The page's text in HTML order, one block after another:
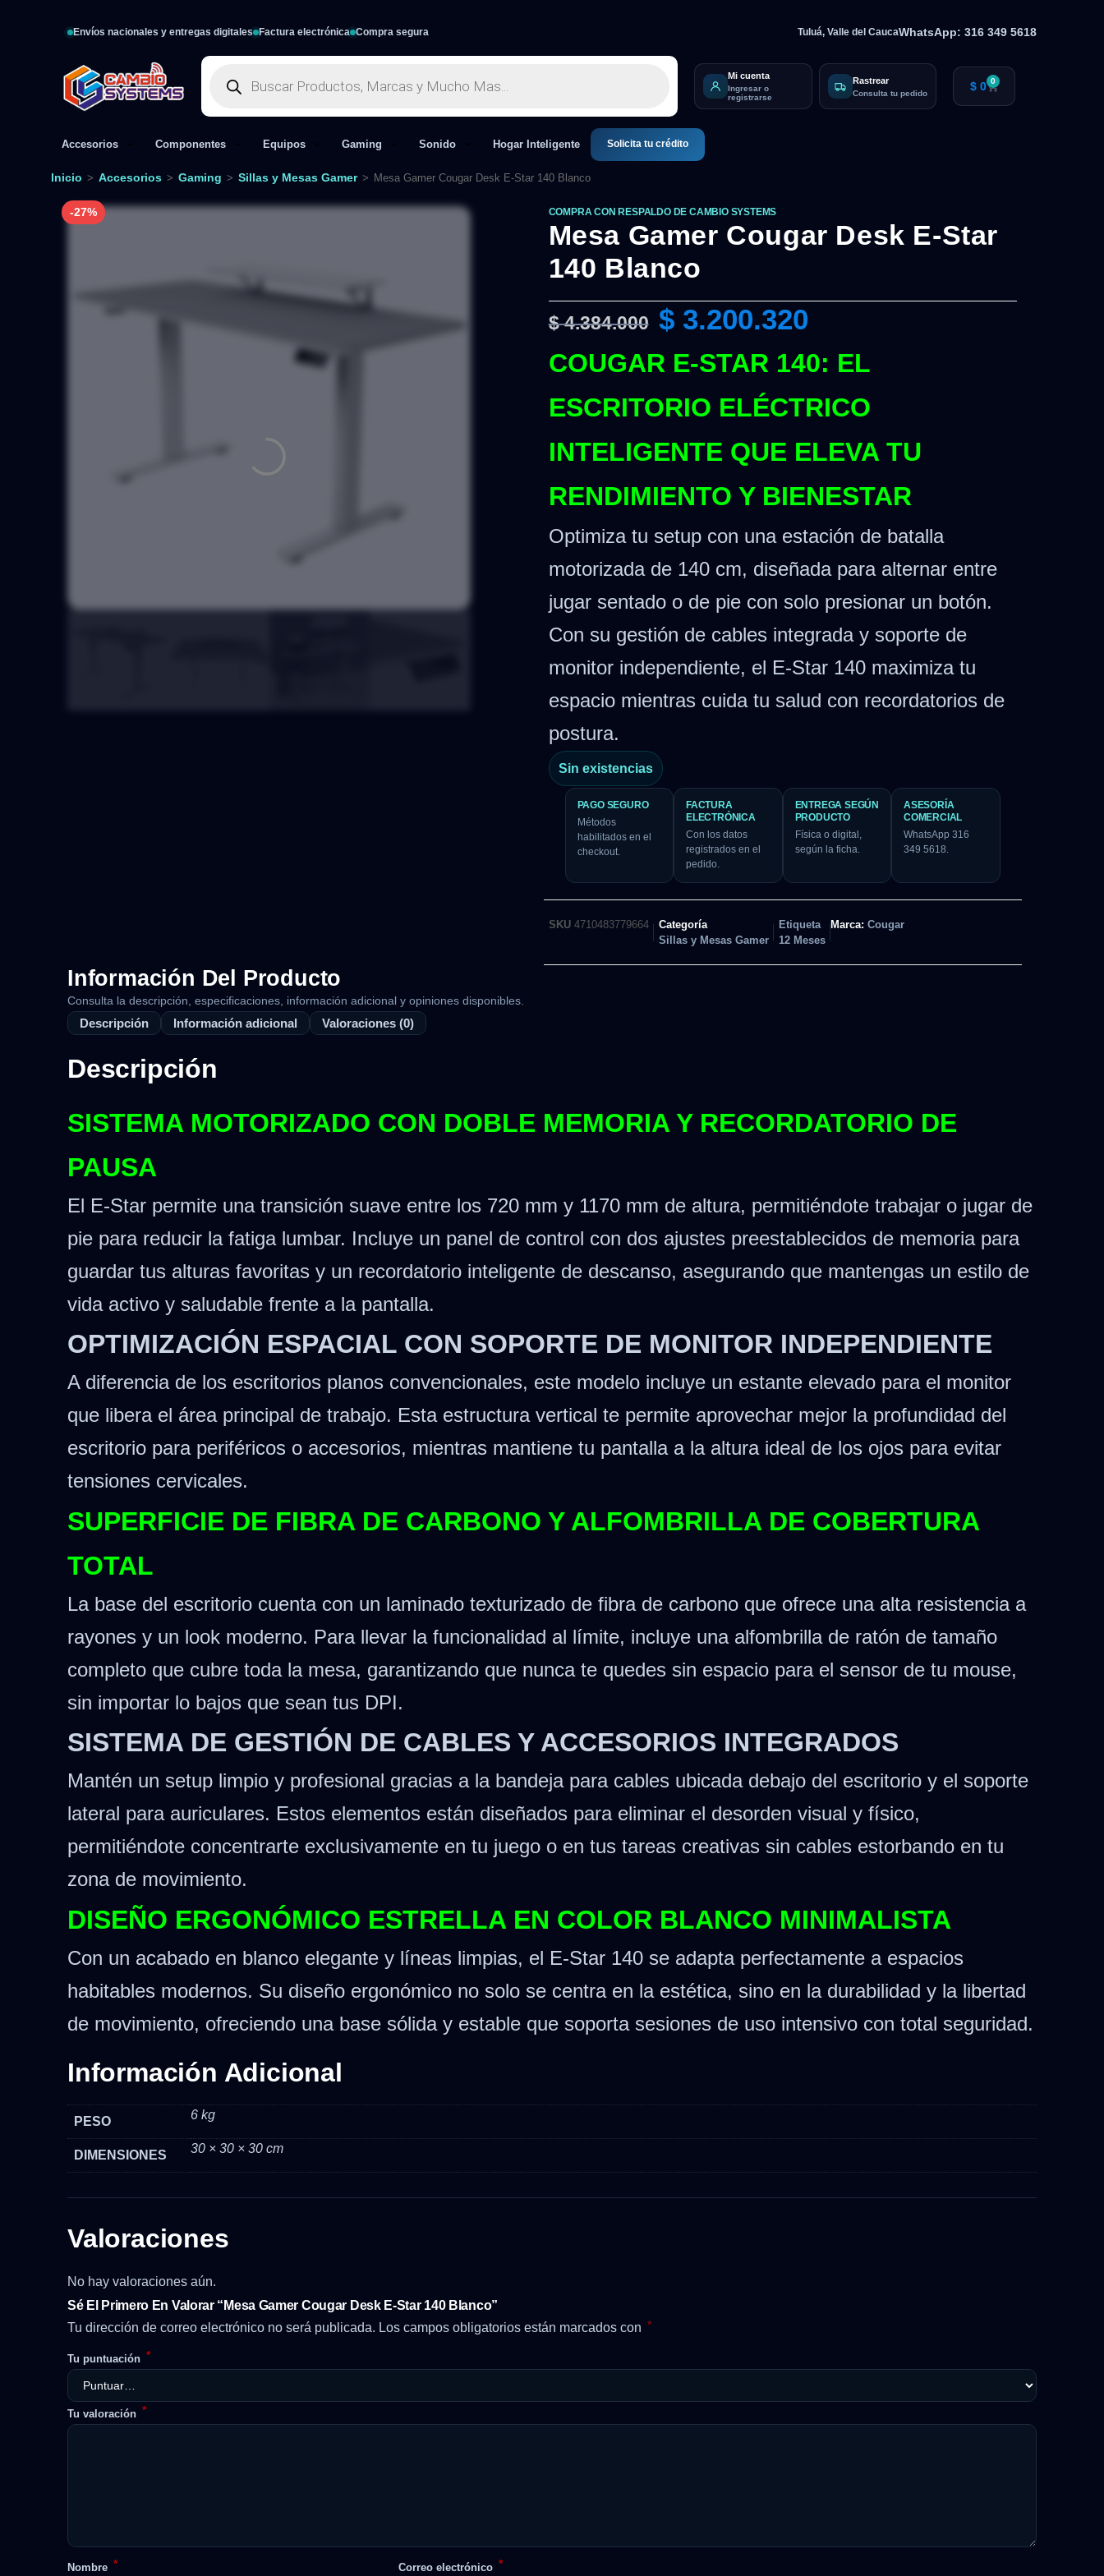
Envíos nacionales y entregas digitales Factura electrónica Compra segura Tuluá, Valle del CaucaWhatsApp: 316 349 5618
Mi cuenta
Ingresar o
registrarse
Rastrear
Consulta tu pedido $ 0 0
Accesorios Componentes Equipos Gaming Sonido Hogar Inteligente Solicita tu crédito
Inicio > Accesorios > Gaming > Sillas y Mesas Gamer > Mesa Gamer Cougar Desk E-Star 140 Blanco
-27% COMPRA CON RESPALDO DE CAMBIO SYSTEMS
Mesa Gamer Cougar Desk E-Star
140 Blanco
$4.384.000 $3.200.320
COUGAR E-STAR 140: EL
ESCRITORIO ELÉCTRICO
INTELIGENTE QUE ELEVA TU
RENDIMIENTO Y BIENESTAR
Optimiza tu setup con una estación de batalla
motorizada de 140 cm, diseñada para alternar entre
jugar sentado o de pie con solo presionar un botón.
Con su gestión de cables integrada y soporte de
monitor independiente, el E-Star 140 maximiza tu
espacio mientras cuida tu salud con recordatorios de
postura.
Sin existencias
PAGO SEGURO
Métodos
habilitados en el
checkout.
FACTURA
ELECTRÓNICA
Con los datos
registrados en el
pedido.
ENTREGA SEGÚN
PRODUCTO
Física o digital,
según la ficha.
ASESORÍA
COMERCIAL
WhatsApp 316
349 5618.
SKU 4710483779664
Categoría
Sillas y Mesas Gamer
Etiqueta
12 Meses
Marca: Cougar
Información Del Producto
Consulta la descripción, especificaciones, información adicional y opiniones disponibles.
Descripción Información adicional Valoraciones (0)
Descripción
SISTEMA MOTORIZADO CON DOBLE MEMORIA Y RECORDATORIO DE
PAUSA
El E-Star permite una transición suave entre los 720 mm y 1170 mm de altura, permitiéndote trabajar o jugar de
pie para reducir la fatiga lumbar. Incluye un panel de control con dos ajustes preestablecidos de memoria para
guardar tus alturas favoritas y un recordatorio inteligente de descanso, asegurando que mantengas un estilo de
vida activo y saludable frente a la pantalla.
OPTIMIZACIÓN ESPACIAL CON SOPORTE DE MONITOR INDEPENDIENTE
A diferencia de los escritorios planos convencionales, este modelo incluye un estante elevado para el monitor
que libera el área principal de trabajo. Esta estructura vertical te permite aprovechar mejor la profundidad del
escritorio para periféricos o accesorios, mientras mantiene tu pantalla a la altura ideal de los ojos para evitar
tensiones cervicales.
SUPERFICIE DE FIBRA DE CARBONO Y ALFOMBRILLA DE COBERTURA
TOTAL
La base del escritorio cuenta con un laminado texturizado de fibra de carbono que ofrece una alta resistencia a
rayones y un look moderno. Para llevar la funcionalidad al límite, incluye una alfombrilla de ratón de tamaño
completo que cubre toda la mesa, garantizando que nunca te quedes sin espacio para el sensor de tu mouse,
sin importar lo bajos que sean tus DPI.
SISTEMA DE GESTIÓN DE CABLES Y ACCESORIOS INTEGRADOS
Mantén un setup limpio y profesional gracias a la bandeja para cables ubicada debajo del escritorio y el soporte
lateral para auriculares. Estos elementos están diseñados para eliminar el desorden visual y físico,
permitiéndote concentrarte exclusivamente en tu juego o en tus tareas creativas sin cables estorbando en tu
zona de movimiento.
DISEÑO ERGONÓMICO ESTRELLA EN COLOR BLANCO MINIMALISTA
Con un acabado en blanco elegante y líneas limpias, el E-Star 140 se adapta perfectamente a espacios
habitables modernos. Su diseño ergonómico no solo se centra en la estética, sino en la durabilidad y la libertad
de movimiento, ofreciendo una base sólida y estable que soporta sesiones de uso intensivo con total seguridad.
Información Adicional
PESO 6 kg
DIMENSIONES 30 × 30 × 30 cm
Valoraciones
No hay valoraciones aún.
Sé El Primero En Valorar “Mesa Gamer Cougar Desk E-Star 140 Blanco”
Tu dirección de correo electrónico no será publicada. Los campos obligatorios están marcados con *
Tu puntuación *
Tu valoración *
Nombre * Correo electrónico *